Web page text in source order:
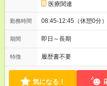
医療関連
勤務時間 08:45-12:45（休憩0分
期間 即日～長期
特徴 履歴書不要
気になる！